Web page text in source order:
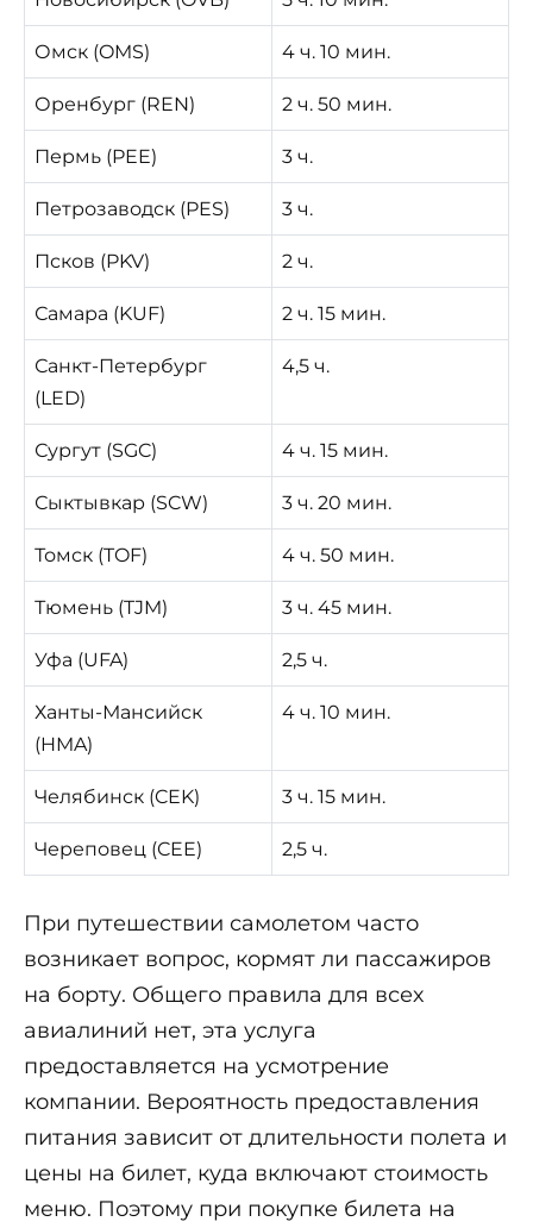
Омск (OMS) 4 ч. 10 мин.
Оренбург (REN) 2 ч. 50 мин.
Пермь (PEE) 3 ч.
Петрозаводск (PES) 3 ч.
Псков (PKV) 2 ч.
Самара (KUF) 2 ч. 15 мин.
Санкт-Петербург
(LED)
4,5 ч.
Сургут (SGC) 4 ч. 15 мин.
Сыктывкар (SCW) 3 ч. 20 мин.
Томск (TOF) 4 ч. 50 мин.
Тюмень (TJM) 3 ч. 45 мин.
Уфа (UFA) 2,5 ч.
Ханты-Мансийск
(HMA)
4 ч. 10 мин.
Челябинск (CEK) 3 ч. 15 мин.
Череповец (CEE) 2,5 ч.
При путешествии самолетом часто
возникает вопрос, кормят ли пассажиров
на борту. Общего правила для всех
авиалиний нет, эта услуга
предоставляется на усмотрение
компании. Вероятность предоставления
питания зависит от длительности полета и
цены на билет, куда включают стоимость
меню. Поэтому при покупке билета на